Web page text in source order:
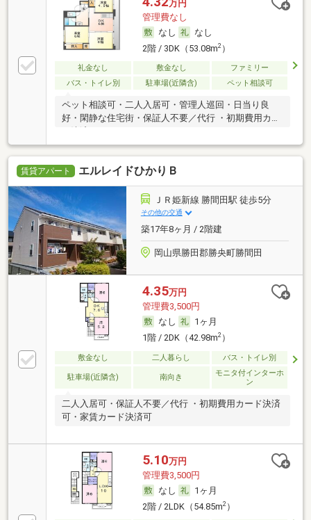
万円
管理費なし
なし
なし
2階 / 3DK（53.08m2）
礼金なし 敷金なし
ファミリー
バス・トイレ別
駐車場(近隣含) ペット相談可
ペット相談可・二人入居可・管理人巡回・日当り良
好・閑静な住宅街・保証人不要／代行 ・初期費用カー
賃貸アパート エルレイドひかりＢ
ＪＲ姫新線 勝間田駅 徒歩5分
その他の交通
築17年8ヶ月 / 2階建
岡山県勝田郡勝央町勝間田
4.35万円
管理費3,500円
なし
1ヶ月
1階 / 2DK（42.98m2）
敷金なし 二人暮らし バス・トイレ別
駐車場(近隣含) 南向き
モニタ付インターホ
ン
二人入居可・保証人不要／代行 ・初期費用カード決済
可・家賃カード決済可
5.10万円
管理費3,500円
なし
1ヶ月
2階 / 2LDK（54.85m2）